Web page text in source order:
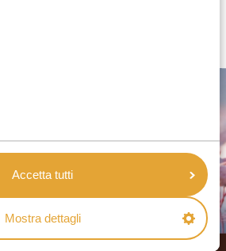
Accetta tutti
Mostra dettagli